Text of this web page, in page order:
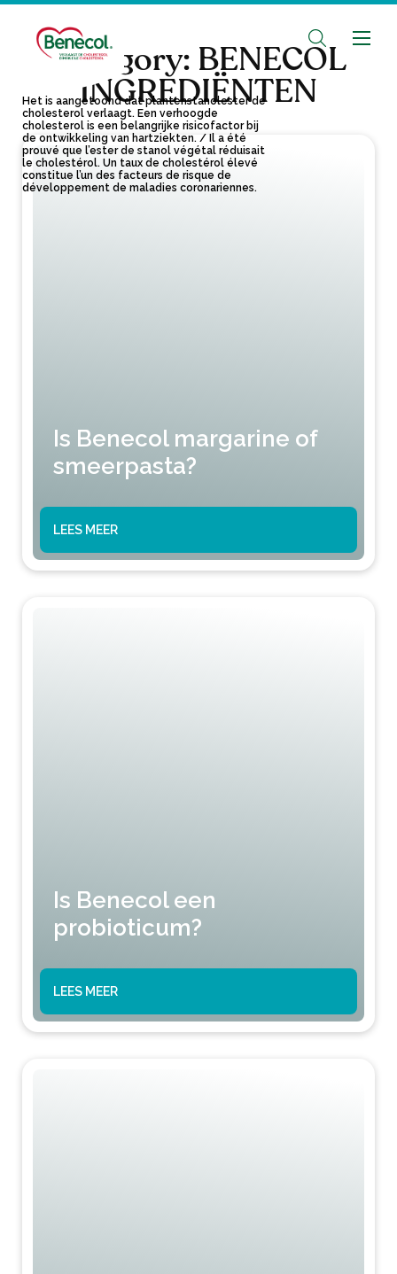
Het is aangetoond dat plantenstanolester de
cholesterol verlaagt. Een verhoogde
cholesterol is een belangrijke risicofactor bij
de ontwikkeling van hartziekten. / Il a été
prouvé que l’ester de stanol végétal réduisait
le cholestérol. Un taux de cholestérol élevé
constitue l’un des facteurs de risque de
développement de maladies coronariennes.
Category: BENECOL
INGREDIËNTEN
Is Benecol margarine of
smeerpasta?
LEES MEER
Is Benecol een
probioticum?
LEES MEER